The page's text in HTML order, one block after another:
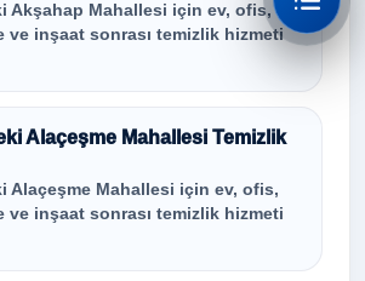
Akşahap Mahallesi için ev, ofis,
ve inşaat sonrası temizlik hizmeti
Alaçeşme Mahallesi Temizlik
Alaçeşme Mahallesi için ev, ofis,
ve inşaat sonrası temizlik hizmeti